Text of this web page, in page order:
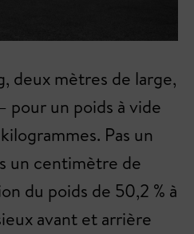
deux mètres de large,
pour un poids à vide
Pas un
un centimètre de
du poids de 50,2 % à
avant et arrière